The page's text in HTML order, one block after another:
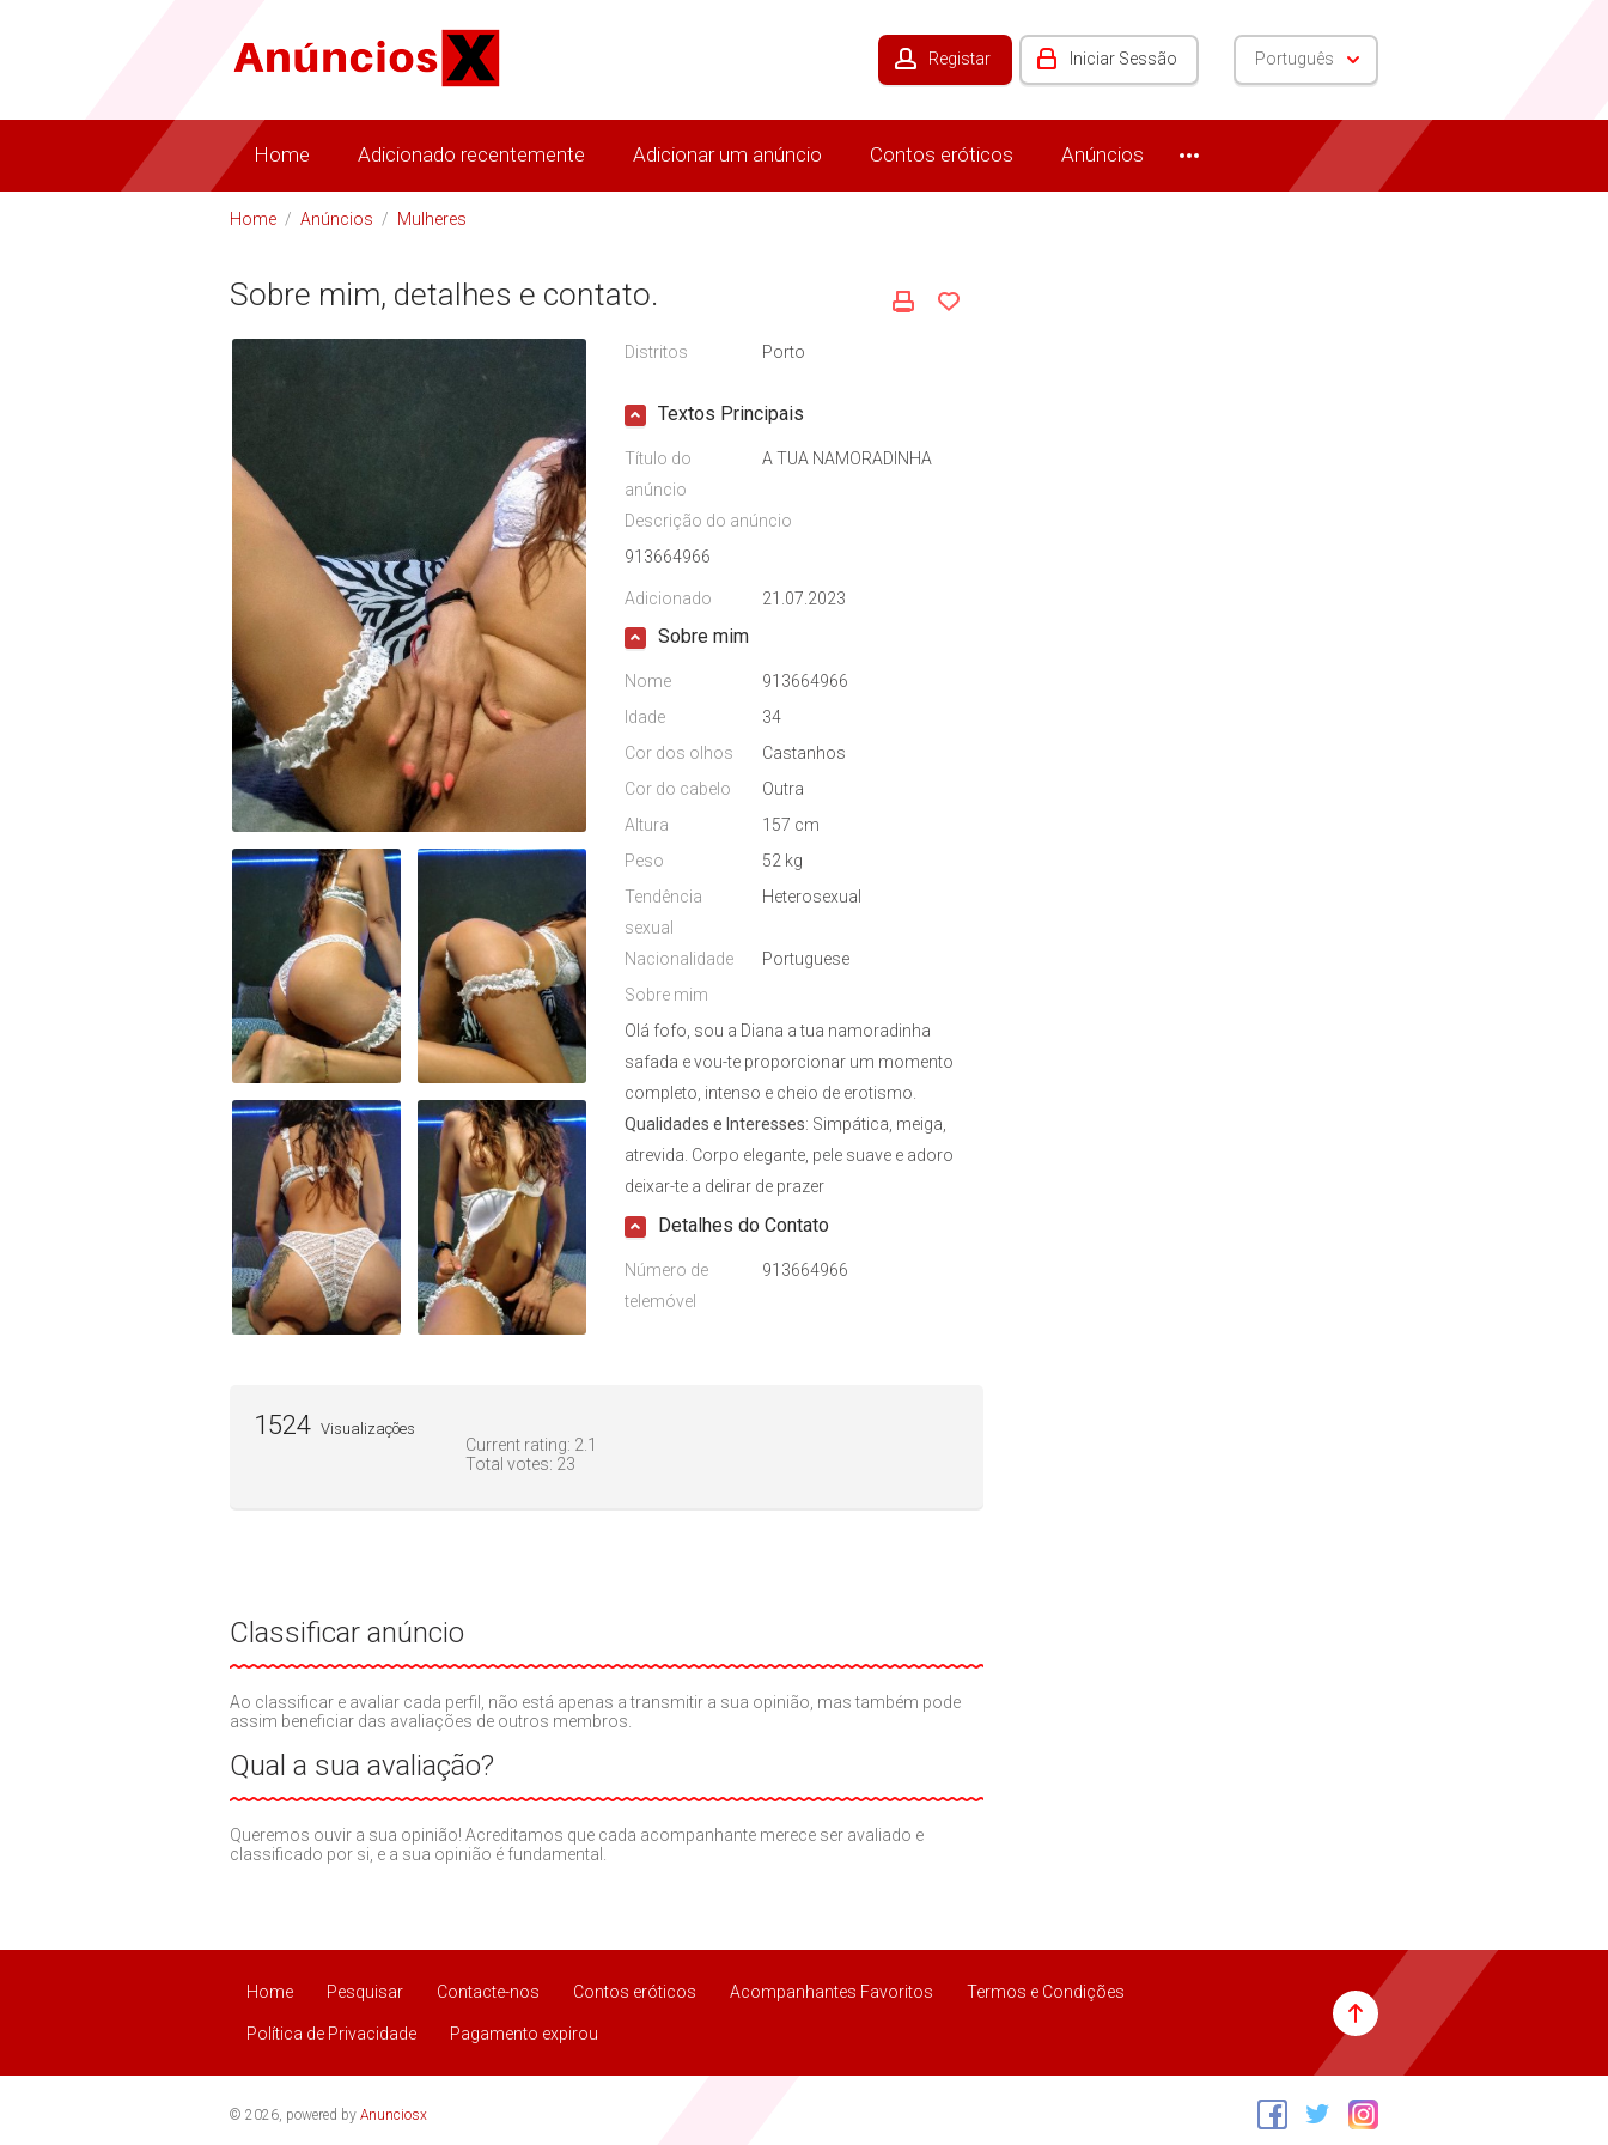
Registar Iniciar Sessão Português
Home Adicionado recentemente Adicionar um anúncio Contos eróticos Anúncios
Home / Anúncios / Mulheres
Sobre mim, detalhes e contato.
Distritos Porto
Textos Principais
Título do
anúncio
A TUA NAMORADINHA
Descrição do anúncio
913664966
Adicionado 21.07.2023
Sobre mim
Nome
913664966
Idade
34
Cor dos olhos
Castanhos
Cor do cabelo
Outra
Altura
157 cm
Peso
52 kg
Tendência
sexual
Heterosexual
Nacionalidade
Portuguese
Sobre mim
Olá fofo, sou a Diana a tua namoradinha
safada e vou-te proporcionar um momento
completo, intenso e cheio de erotismo.
Qualidades e Interesses: Simpática, meiga,
atrevida. Corpo elegante, pele suave e adoro
deixar-te a delirar de prazer
Detalhes do Contato
Número de
telemóvel
913664966
Current rating: 2.1
Total votes: 23
1524 Visualizações
Classificar anúncio
Ao classificar e avaliar cada perfil, não está apenas a transmitir a sua opinião, mas também pode
assim beneficiar das avaliações de outros membros.
Qual a sua avaliação?
Queremos ouvir a sua opinião! Acreditamos que cada acompanhante merece ser avaliado e
classificado por si, e a sua opinião é fundamental.
Home Pesquisar Contacte-nos Contos eróticos Acompanhantes Favoritos Termos e Condições
Política de Privacidade Pagamento expirou
© 2026, powered by Anunciosx